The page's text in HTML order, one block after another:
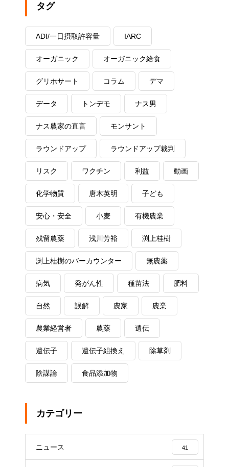
タグ
ADI/一日摂取許容量 IARC
オーガニック オーガニック給食
グリホサート コラム デマ
データ トンデモ ナス男
ナス農家の直言 モンサント
ラウンドアップ ラウンドアップ裁判
リスク ワクチン 利益 動画
化学物質 唐木英明 子ども
安心・安全 小麦 有機農業
残留農薬 浅川芳裕 渕上桂樹
渕上桂樹のバーカウンター 無農薬
病気 発がん性 種苗法 肥料
自然 誤解 農家 農業
農業経営者 農薬 遺伝
遺伝子 遺伝子組換え 除草剤
陰謀論 食品添加物
カテゴリー
ニュース 41